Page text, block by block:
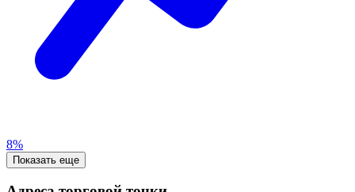
8%
Показать еще